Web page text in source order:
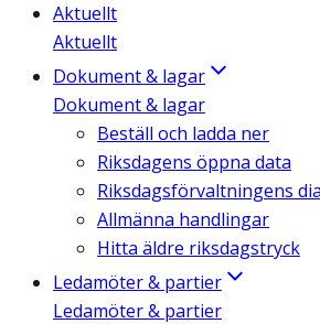
Aktuellt
Aktuellt
Dokument & lagar
Dokument & lagar
Beställ och ladda ner
Riksdagens öppna data
Riksdagsförvaltningens
Allmänna handlingar
Hitta äldre riksdagstryck
Ledamöter & partier
Ledamöter & partier